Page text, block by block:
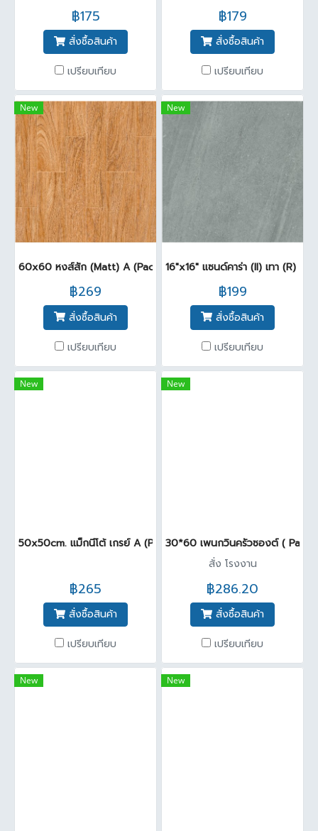
฿175
สั่งซื้อสินค้า
เปรียบเทียบ
฿179
สั่งซื้อสินค้า
เปรียบเทียบ
New
60x60 หงส์สัก (Matt) A (Pack 3)
฿269
สั่งซื้อสินค้า
เปรียบเทียบ
New
16"x16" แซนด์คาร่า (II) เทา (R)
฿199
สั่งซื้อสินค้า
เปรียบเทียบ
New
50x50cm. แม็กนีโต้ เกรย์ A (Pack4)
฿265
สั่งซื้อสินค้า
เปรียบเทียบ
New
30*60 เพนกวินครัวซองต์ (
สั่ง โรงงาน
฿286.20
สั่งซื้อสินค้า
เปรียบเทียบ
New New